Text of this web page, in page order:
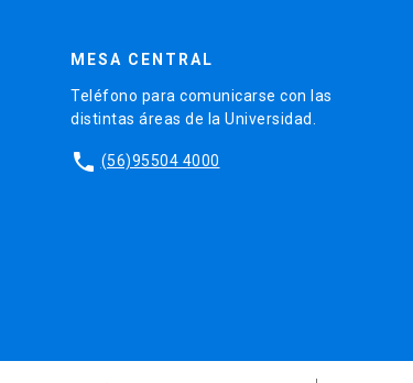
MESA CENTRAL
Teléfono para comunicarse con las
distintas áreas de la Universidad.
phone (56)95504 4000